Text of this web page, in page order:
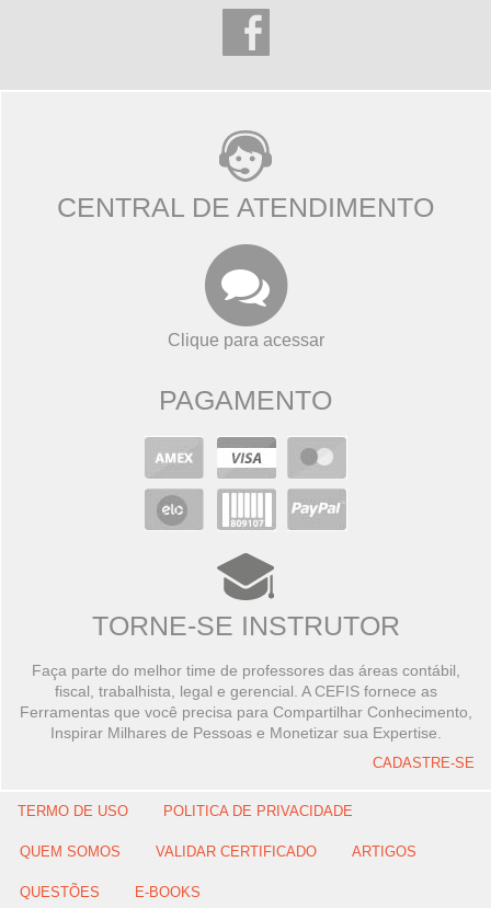
CENTRAL DE ATENDIMENTO
Clique para acessar
PAGAMENTO
TORNE-SE INSTRUTOR
Faça parte do melhor time de professores das áreas contábil,
fiscal, trabalhista, legal e gerencial. A CEFIS fornece as
Ferramentas que você precisa para Compartilhar Conhecimento,
Inspirar Milhares de Pessoas e Monetizar sua Expertise.
CADASTRE-SE
TERMO DE USO POLITICA DE PRIVACIDADE
QUEM SOMOS VALIDAR CERTIFICADO ARTIGOS
QUESTÕES E-BOOKS